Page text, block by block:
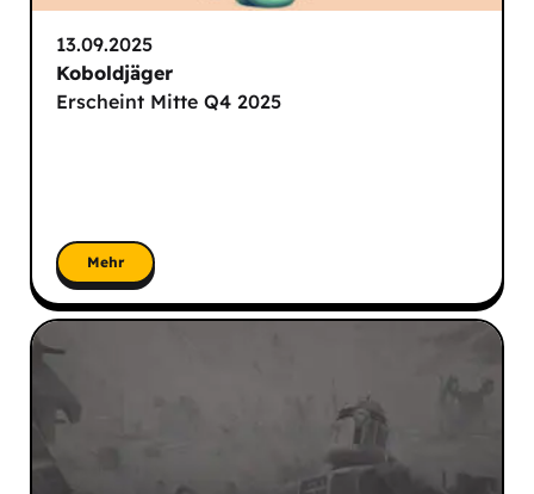
13.09.2025
Koboldjäger
Erscheint Mitte Q4 2025
Mehr